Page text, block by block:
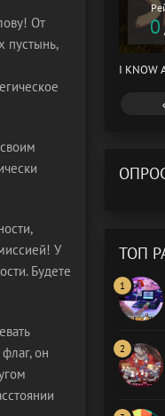
От
пустынь,
У
Будете
он
0
I KNOW
ТОП